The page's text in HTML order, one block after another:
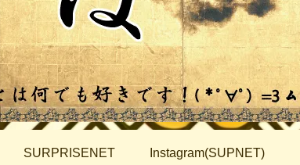
SURPRISENET Instagram(SUPNET)